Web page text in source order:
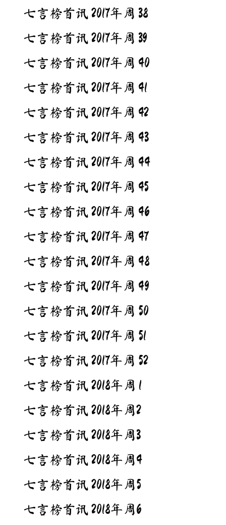
七言榜首讯 2017年周 38
七言榜首讯 2017年周 39
七言榜首讯 2017年周 40
七言榜首讯 2017年周 41
七言榜首讯 2017年周 42
七言榜首讯 2017年周 43
七言榜首讯 2017年周 44
七言榜首讯 2017年周 45
七言榜首讯 2017年周 46
七言榜首讯 2017年周 47
七言榜首讯 2017年周 48
七言榜首讯 2017年周 49
七言榜首讯 2017年周 50
七言榜首讯 2017年周 51
七言榜首讯 2017年周 52
七言榜首讯 2018年周 1
七言榜首讯 2018年周2
七言榜首讯 2018年周3
七言榜首讯 2018年周4
七言榜首讯 2018年周5
七言榜首讯 2018年周6